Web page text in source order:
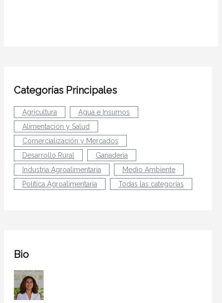
Categorías Principales
Agricultura
Agua e Insumos
Alimentación y Salud
Comercialización y Mercados
Desarrollo Rural
Ganadería
Industria Agroalimentaria
Medio Ambiente
Política Agroalimentaria
Todas las categorías
Bio